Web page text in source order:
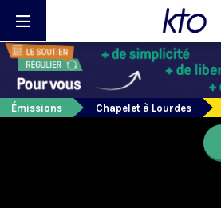
Émissions Chapelet à Lourdes